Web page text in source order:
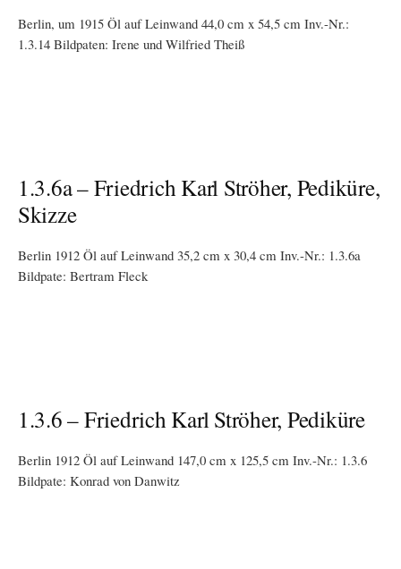
Berlin, um 1915 Öl auf Leinwand 44,0 cm x 54,5 cm Inv.-Nr.:
1.3.14 Bildpaten: Irene und Wilfried Theiß
1.3.6a – Friedrich Karl Ströher, Pediküre,
Skizze
Berlin 1912 Öl auf Leinwand 35,2 cm x 30,4 cm Inv.-Nr.: 1.3.6a
Bildpate: Bertram Fleck
1.3.6 – Friedrich Karl Ströher, Pediküre
Berlin 1912 Öl auf Leinwand 147,0 cm x 125,5 cm Inv.-Nr.: 1.3.6
Bildpate: Konrad von Danwitz